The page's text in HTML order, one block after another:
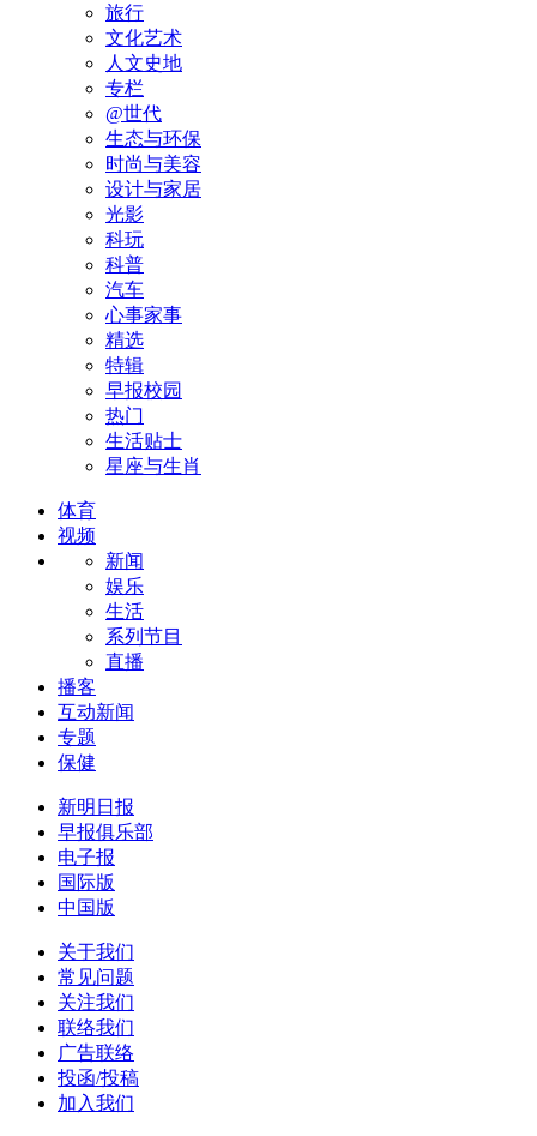
旅行
文化艺术
人文史地
专栏
@世代
生态与环保
时尚与美容
设计与家居
光影
科玩
科普
汽车
心事家事
精选
特辑
早报校园
热门
生活贴士
星座与生肖
体育
视频
新闻
娱乐
生活
系列节目
直播
播客
互动新闻
专题
保健
新明日报
早报俱乐部
电子报
国际版
中国版
关于我们
常见问题
关注我们
联络我们
广告联络
投函/投稿
加入我们